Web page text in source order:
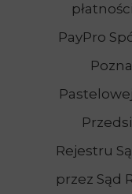
PayPro
Rejestru
przez Sąd